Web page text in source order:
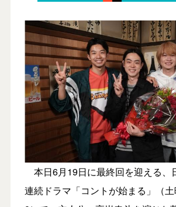
本日6月19日に最終回を迎える、
連続ドラマ「コントが始まる」（